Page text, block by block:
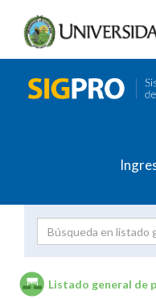
Listado general de